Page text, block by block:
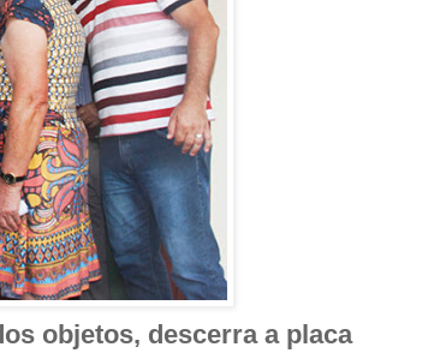
objetos, descerra a placa